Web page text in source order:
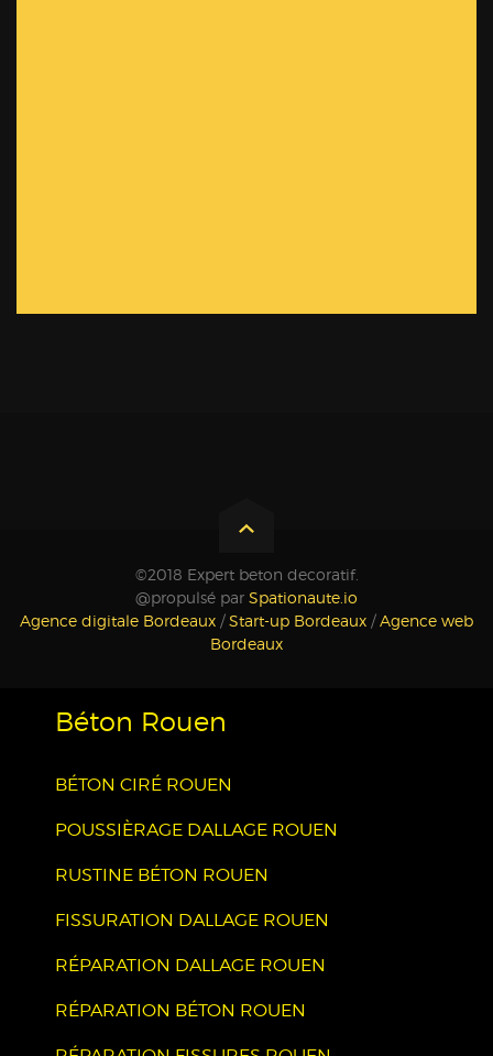
©2018 Expert beton decoratif.
@propulsé par Spationaute.io
Agence digitale Bordeaux /Start-up Bordeaux /Agence web
Bordeaux
Béton Rouen
BÉTON CIRÉ ROUEN
POUSSIÈRAGE DALLAGE ROUEN
RUSTINE BÉTON ROUEN
FISSURATION DALLAGE ROUEN
RÉPARATION DALLAGE ROUEN
RÉPARATION BÉTON ROUEN